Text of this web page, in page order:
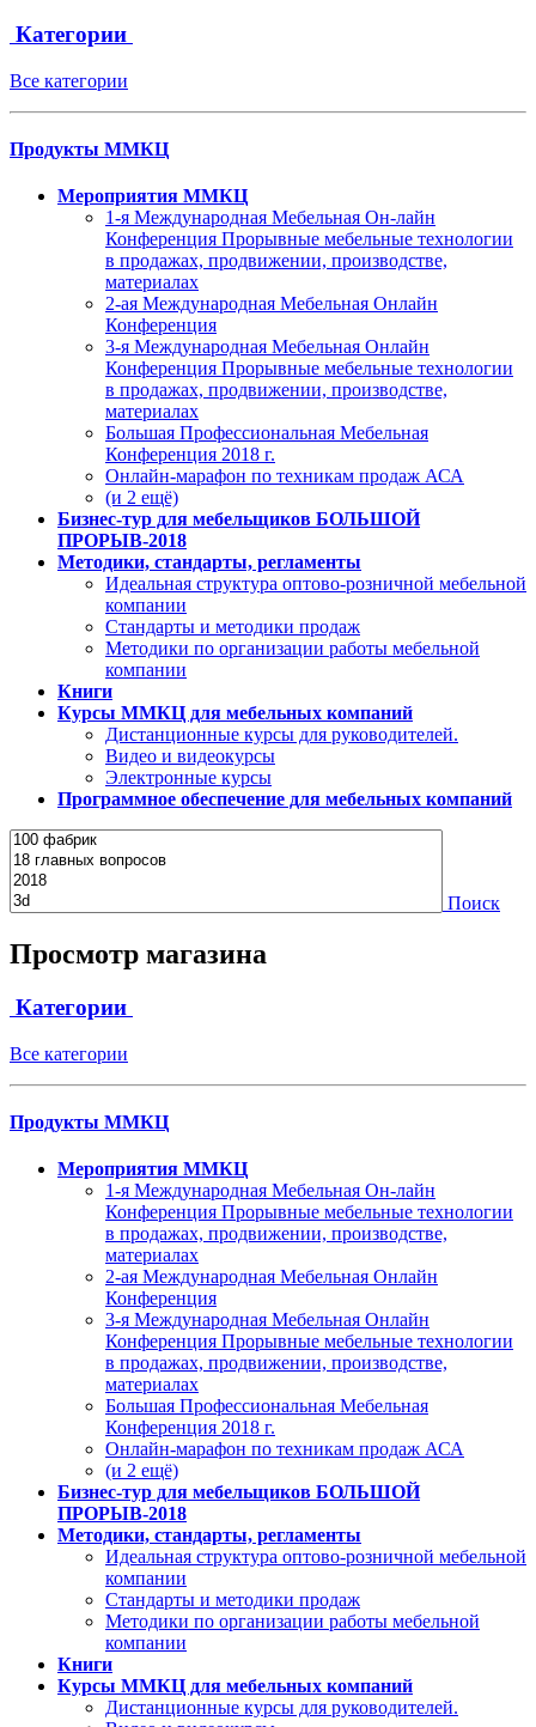
Категории
Все категории
Продукты ММКЦ
Мероприятия ММКЦ
1-я Международная Мебельная Он-лайн
Конференция Прорывные мебельные технологии
в продажах, продвижении, производстве,
материалах
2-ая Международная Мебельная Онлайн
Конференция
3-я Международная Мебельная Онлайн
Конференция Прорывные мебельные технологии
в продажах, продвижении, производстве,
материалах
Большая Профессиональная Мебельная
Конференция 2018 г.
Онлайн-марафон по техникам продаж АСА
(и 2 ещё)
Бизнес-тур для мебельщиков БОЛЬШОЙ
ПРОРЫВ-2018
Методики, стандарты, регламенты
Идеальная структура оптово-розничной мебельной
компании
Стандарты и методики продаж
Методики по организации работы мебельной
компании
Книги
Курсы ММКЦ для мебельных компаний
Дистанционные курсы для руководителей.
Видео и видеокурсы
Электронные курсы
Программное обеспечение для мебельных компаний
Поиск
Просмотр магазина
Категории
Все категории
Продукты ММКЦ
Мероприятия ММКЦ
1-я Международная Мебельная Он-лайн
Конференция Прорывные мебельные технологии
в продажах, продвижении, производстве,
материалах
2-ая Международная Мебельная Онлайн
Конференция
3-я Международная Мебельная Онлайн
Конференция Прорывные мебельные технологии
в продажах, продвижении, производстве,
материалах
Большая Профессиональная Мебельная
Конференция 2018 г.
Онлайн-марафон по техникам продаж АСА
(и 2 ещё)
Бизнес-тур для мебельщиков БОЛЬШОЙ
ПРОРЫВ-2018
Методики, стандарты, регламенты
Идеальная структура оптово-розничной мебельной
компании
Стандарты и методики продаж
Методики по организации работы мебельной
компании
Книги
Курсы ММКЦ для мебельных компаний
Дистанционные курсы для руководителей.